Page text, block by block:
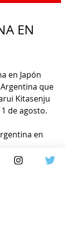
EN
que
Kitasenju
de agosto.
en